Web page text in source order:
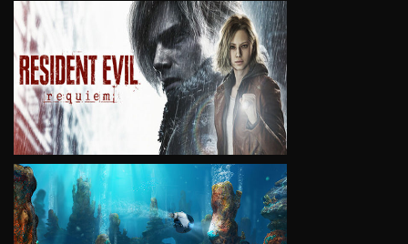
VIEW
VIEW